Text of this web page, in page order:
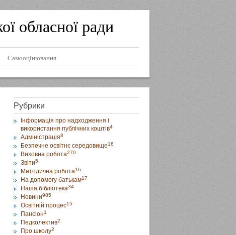
обласної ради
Самооцінювання
Рубрики
Інформація про надходження і
використання публічних коштів4
Адміністрація8
Безпечне освітнє середовище16
Виховна робота270
Звіти5
Методична робота16
На допомогу батькам17
Наша бібліотека34
Новини985
Освітній процес15
Пансіон1
Педколектив2
Про школу2